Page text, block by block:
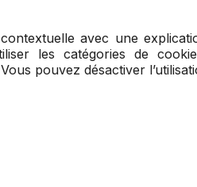
avec une
les catégories de
pouvez désactiver